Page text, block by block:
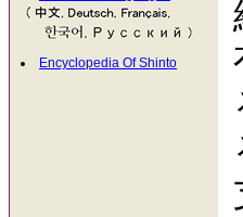
Encyclopedia Of Shinto